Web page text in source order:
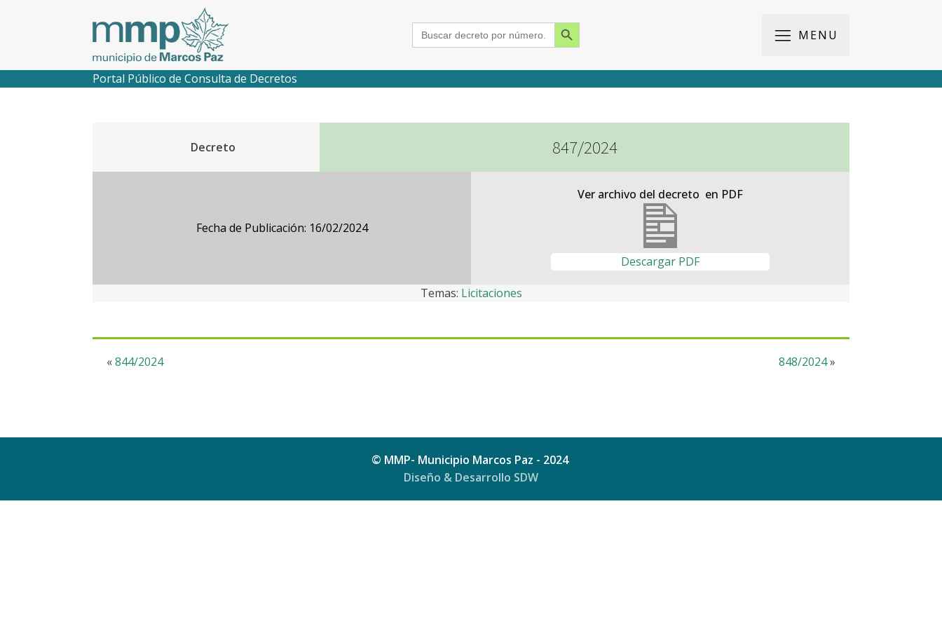
Search
for:
Search Button
MENU
2018
2017
2016
2015
Portal Público de Consulta de Decretos
Decreto 847/2024
Fecha de Publicación: 16/02/2024
Ver archivo del decreto en PDF
Descargar PDF
Temas: Licitaciones
«844/2024 848/2024»
© MMP- Municipio Marcos Paz - 2024
Diseño & Desarrollo SDW